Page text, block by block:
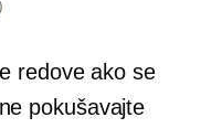
redove ako se
pokušavajte